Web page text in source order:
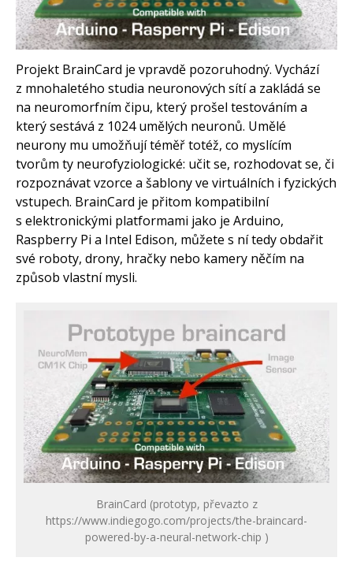
Arduino s Massimem Banzim
Arduino se Zbyškem Vodou
Arduino v příkladech
Arduino roboti
Tinylab
Makeblock
Micro:bit
Videa
Koupit
Projekt BrainCard je vpravdě pozoruhodný. Vychází
z mnohaletého studia neuronových sítí a zakládá se
na neuromorfním čipu, který prošel testováním a
který sestává z 1024 umělých neuronů. Umělé
neurony mu umožňují téměř totéž, co myslícím
tvorům ty neurofyziologické: učit se, rozhodovat se, či
rozpoznávat vzorce a šablony ve virtuálních i fyzických
vstupech. BrainCard je přitom kompatibilní
s elektronickými platformami jako je Arduino,
Raspberry Pi a Intel Edison, můžete s ní tedy obdařit
své roboty, drony, hračky nebo kamery něčím na
způsob vlastní mysli.
BrainCard (prototyp, převazto z
https://www.indiegogo.com/projects/the-braincard-
powered-by-a-neural-network-chip )